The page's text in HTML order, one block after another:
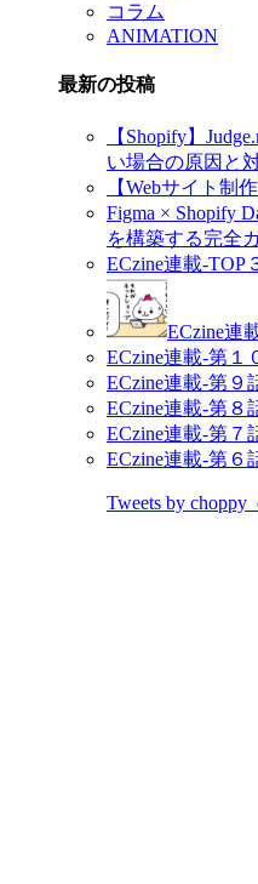
コラム
ANIMATION
最新の投稿
【Shopify】
い場合の原因と
【Webサイト制
Figma × Shopify
を構築する完全
ECzine連載-TOP
ECzine連
ECzine連載-第１
ECzine連載-第９
ECzine連載-第８
ECzine連載-第７
ECzine連載-第６
Tweets by